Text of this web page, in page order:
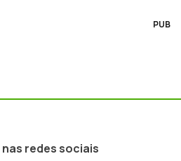
PUB
redes sociais